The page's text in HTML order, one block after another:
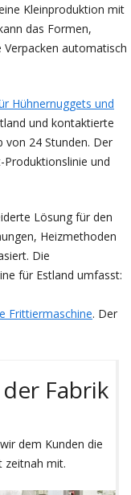
Kleinproduktion mit
das Formen,
automatisch
Hühnernuggets und
und kontaktierte
von 24 Stunden. Der
und
Lösung für den
Heizmethoden
Die
für Estland umfasst:
Frittiermaschine. Der
Fabrik
dem Kunden die
zeitnah mit.